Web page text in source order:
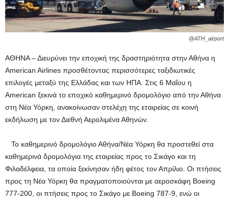
@ATH_airport
ΑΘΗΝΑ – Διευρύνει την εποχική της δραστηριότητα στην Αθήνα η
American Airlines προσθέτοντας περισσότερες ταξιδιωτικές
επιλογές μεταξύ της Ελλάδας και των ΗΠΑ. Στις 6 Μαΐου η
American ξεκινά το εποχικό καθημερινό δρομολόγιο από την Αθήνα
στη Νέα Υόρκη, ανακοίνωσαν στελέχη της εταιρείας σε κοινή
εκδήλωση με τον Διεθνή Αερολιμένα Αθηνών.
Το καθημερινό δρομολόγιο Αθήνα/Νέα Υόρκη θα προστεθεί στα
καθημερινά δρομολόγια της εταιρείας προς το Σικάγο και τη
Φιλαδέλφεια, τα οποία ξεκίνησαν ήδη φέτος τον Απρίλιο. Οι πτήσεις
προς τη Νέα Υόρκη θα πραγματοποιούνται με αεροσκάφη Boeing
777-200, οι πτήσεις προς το Σικάγο με Boeing 787-9, ενώ οι